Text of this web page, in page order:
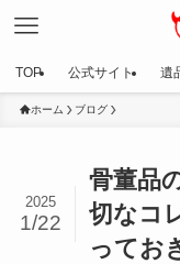
TOP 公式サイト 遺
ホーム ブログ
骨董品
切なコ
ってお
2025
1/22